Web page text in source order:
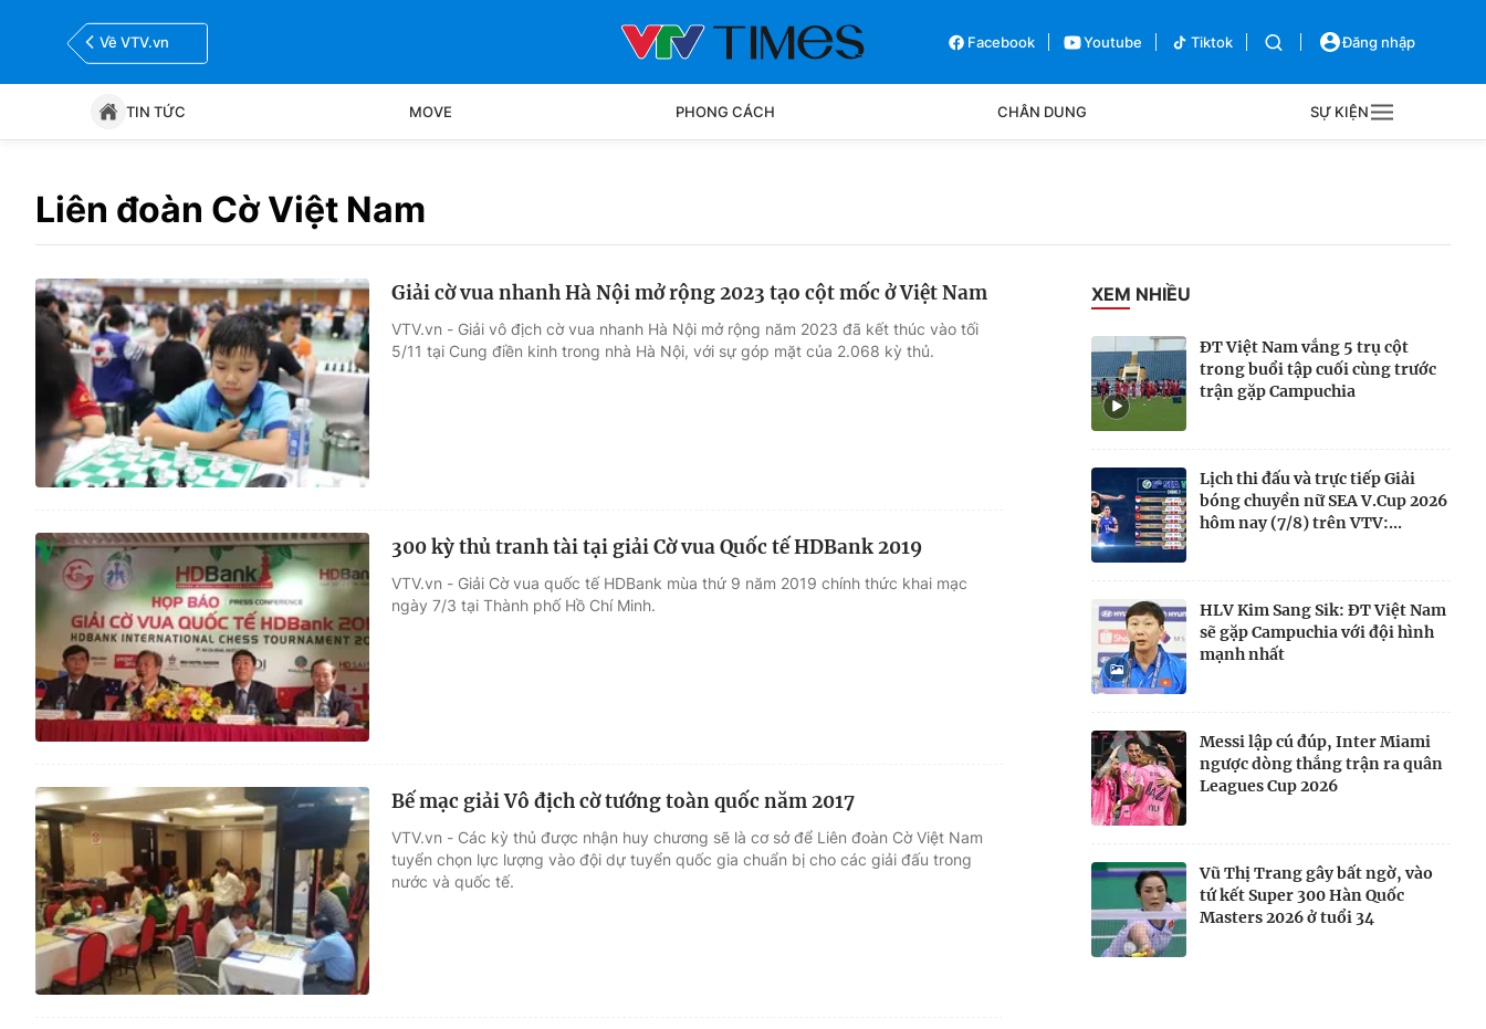
Về VTV.vn Facebook Youtube Tiktok Đăng nhập
TIN TỨC MOVE PHONG CÁCH CHÂN DUNG SỰ KIỆN
Liên đoàn Cờ Việt Nam
Giải cờ vua nhanh Hà Nội mở rộng 2023 tạo cột mốc ở Việt Nam
VTV.vn - Giải vô địch cờ vua nhanh Hà Nội mở rộng năm 2023 đã kết thúc vào tối
5/11 tại Cung điền kinh trong nhà Hà Nội, với sự góp mặt của 2.068 kỳ thủ.
300 kỳ thủ tranh tài tại giải Cờ vua Quốc tế HDBank 2019
VTV.vn - Giải Cờ vua quốc tế HDBank mùa thứ 9 năm 2019 chính thức khai mạc
ngày 7/3 tại Thành phố Hồ Chí Minh.
Bế mạc giải Vô địch cờ tướng toàn quốc năm 2017
VTV.vn - Các kỳ thủ được nhận huy chương sẽ là cơ sở để Liên đoàn Cờ Việt Nam
tuyển chọn lực lượng vào đội dự tuyển quốc gia chuẩn bị cho các giải đấu trong
nước và quốc tế.
XEM NHIỀU
ĐT Việt Nam vắng 5 trụ cột
trong buổi tập cuối cùng trước
trận gặp Campuchia
Lịch thi đấu và trực tiếp Giải
bóng chuyền nữ SEA V.Cup 2026
hôm nay (7/8) trên VTV:...
HLV Kim Sang Sik: ĐT Việt Nam
sẽ gặp Campuchia với đội hình
mạnh nhất
Messi lập cú đúp, Inter Miami
ngược dòng thắng trận ra quân
Leagues Cup 2026
Vũ Thị Trang gây bất ngờ, vào
tứ kết Super 300 Hàn Quốc
Masters 2026 ở tuổi 34